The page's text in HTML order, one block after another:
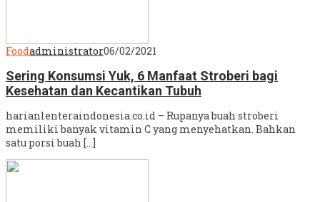
Foodadministrator06/02/2021
Sering Konsumsi Yuk, 6 Manfaat Stroberi bagi
Kesehatan dan Kecantikan Tubuh
harianlenteraindonesia.co.id – Rupanya buah stroberi
memiliki banyak vitamin C yang menyehatkan. Bahkan
satu porsi buah […]